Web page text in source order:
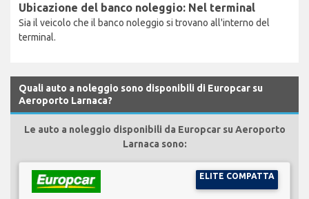
Ubicazione del banco noleggio: Nel terminal
Sia il veicolo che il banco noleggio si trovano all'interno del
terminal.
Quali auto a noleggio sono disponibili di Europcar su
Aeroporto Larnaca?
Le auto a noleggio disponibili da Europcar su Aeroporto
Larnaca sono:
ELITE COMPATTA